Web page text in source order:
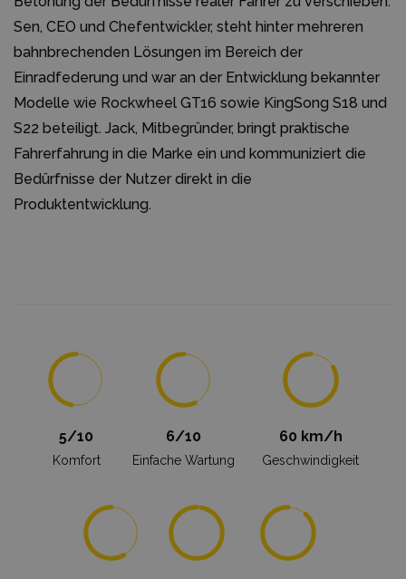
Sen, CEO und Chefentwickler, steht hinter mehreren
bahnbrechenden Lösungen im Bereich der
Einradfederung und war an der Entwicklung bekannter
Modelle wie Rockwheel GT16 sowie KingSong S18 und
S22 beteiligt. Jack, Mitbegründer, bringt praktische
Fahrerfahrung in die Marke ein und kommuniziert die
Bedürfnisse der Nutzer direkt in die
Produktentwicklung.
5/10
Komfort
6/10
Einfache Wartung
60 km/h
Geschwindigkeit